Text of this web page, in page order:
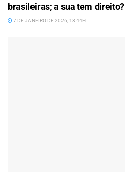
brasileiras; a sua tem direito?
7 DE JANEIRO DE 2026, 18:44H